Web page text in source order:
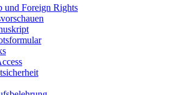
und Foreign Rights